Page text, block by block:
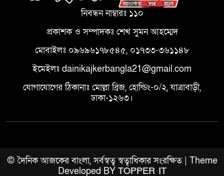
নিবন্ধন নাম্বারঃ ১১০
প্রকাশক ও সম্পাদকঃ শেখ সুমন আহম্মেদ
মোবাইলঃ ০৯৬৯৬১৭৮৫৪৫, ০১৭৩৩-৩৬১১৪৮
ইমেইলঃ dainikajkerbangla21@gmail.com
যোগাযোগের ঠিকানাঃ মোল্লা ব্রিজ, হোল্ডিং-০/২, যাত্রাবাড়ী,
ঢাকা-১২৬৩।
© দৈনিক আজকের বাংলা, সর্বস্বত্ব স্বত্বাধিকার সংরক্ষিত | Theme
Developed BY TOPPER IT